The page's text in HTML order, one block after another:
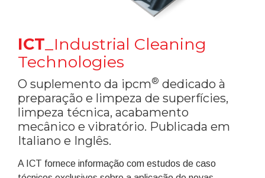
ICT_Industrial Cleaning
Technologies
O suplemento da ipcm® dedicado à
preparação e limpeza de superfícies,
limpeza técnica, acabamento
mecânico e vibratório. Publicada em
Italiano e Inglês.
A ICT fornece informação com estudos de caso